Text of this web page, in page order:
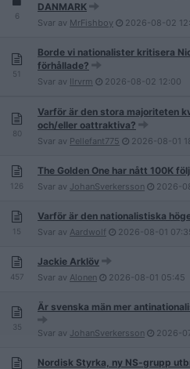
6
DANMARK
Svar av MrFishboy 2026-08-02
51
Borde vi nationalister kritisera
förhållade?
Svar av Ilrvrm 2026-08-02 12:00
80
Varför är den stora majoriteten
och/eller oattraktiva?
Svar av Pellefant775 2026-08-01
126
The Golden One har nått 100K
Svar av JohanSverkersson 2026-
15
Varför är den nationalistiska
Svar av Aardwolf 2026-08-01
457
Jackie Arklöv
Svar av Alonen 2026-08-01 05:45
35
Är svenska män mer
Svar av JohanSverkersson 2026-
Nordisk Styrka, ny NS-grupp